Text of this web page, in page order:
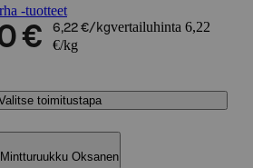
-tuotteet
€ 6,22 €/kgvertailuhinta 6,22
€/kg
toimitustapa
Oksanen